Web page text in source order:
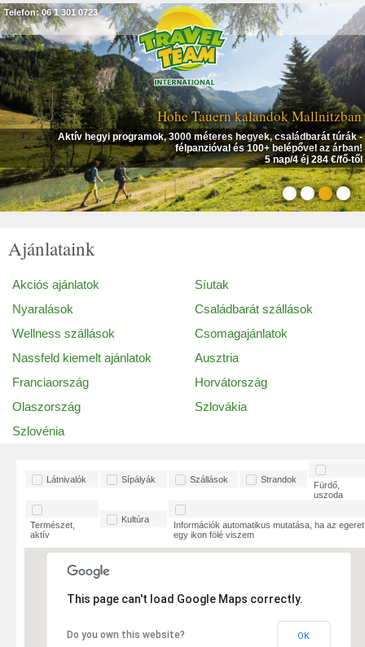
Hohe Tauern kalandok Mallnitzban
Aktív hegyi programok, 3000 méteres hegyek, családbarát túrák -
félpanzióval és 100+ belépővel az árban!
5 nap/4 éj 284 €/fő-től
Telefon: 06 1 301 0723
Ajánlataink
Akciós ajánlatok
Síutak
Nyaralások
Családbarát szállások
Wellness szállások
Csomagajánlatok
Nassfeld kiemelt ajánlatok
Ausztria
Franciaország
Horvátország
Olaszország
Szlovákia
Szlovénia
Látnivalók Sípályák Szállások Strandok
Fürdő,
uszoda
Természet,
aktív
Kultúra
Információk automatikus mutatása, ha az egeret
egy ikon fölé viszem
This page can't load Google Maps correctly.
Do you own this website? OK